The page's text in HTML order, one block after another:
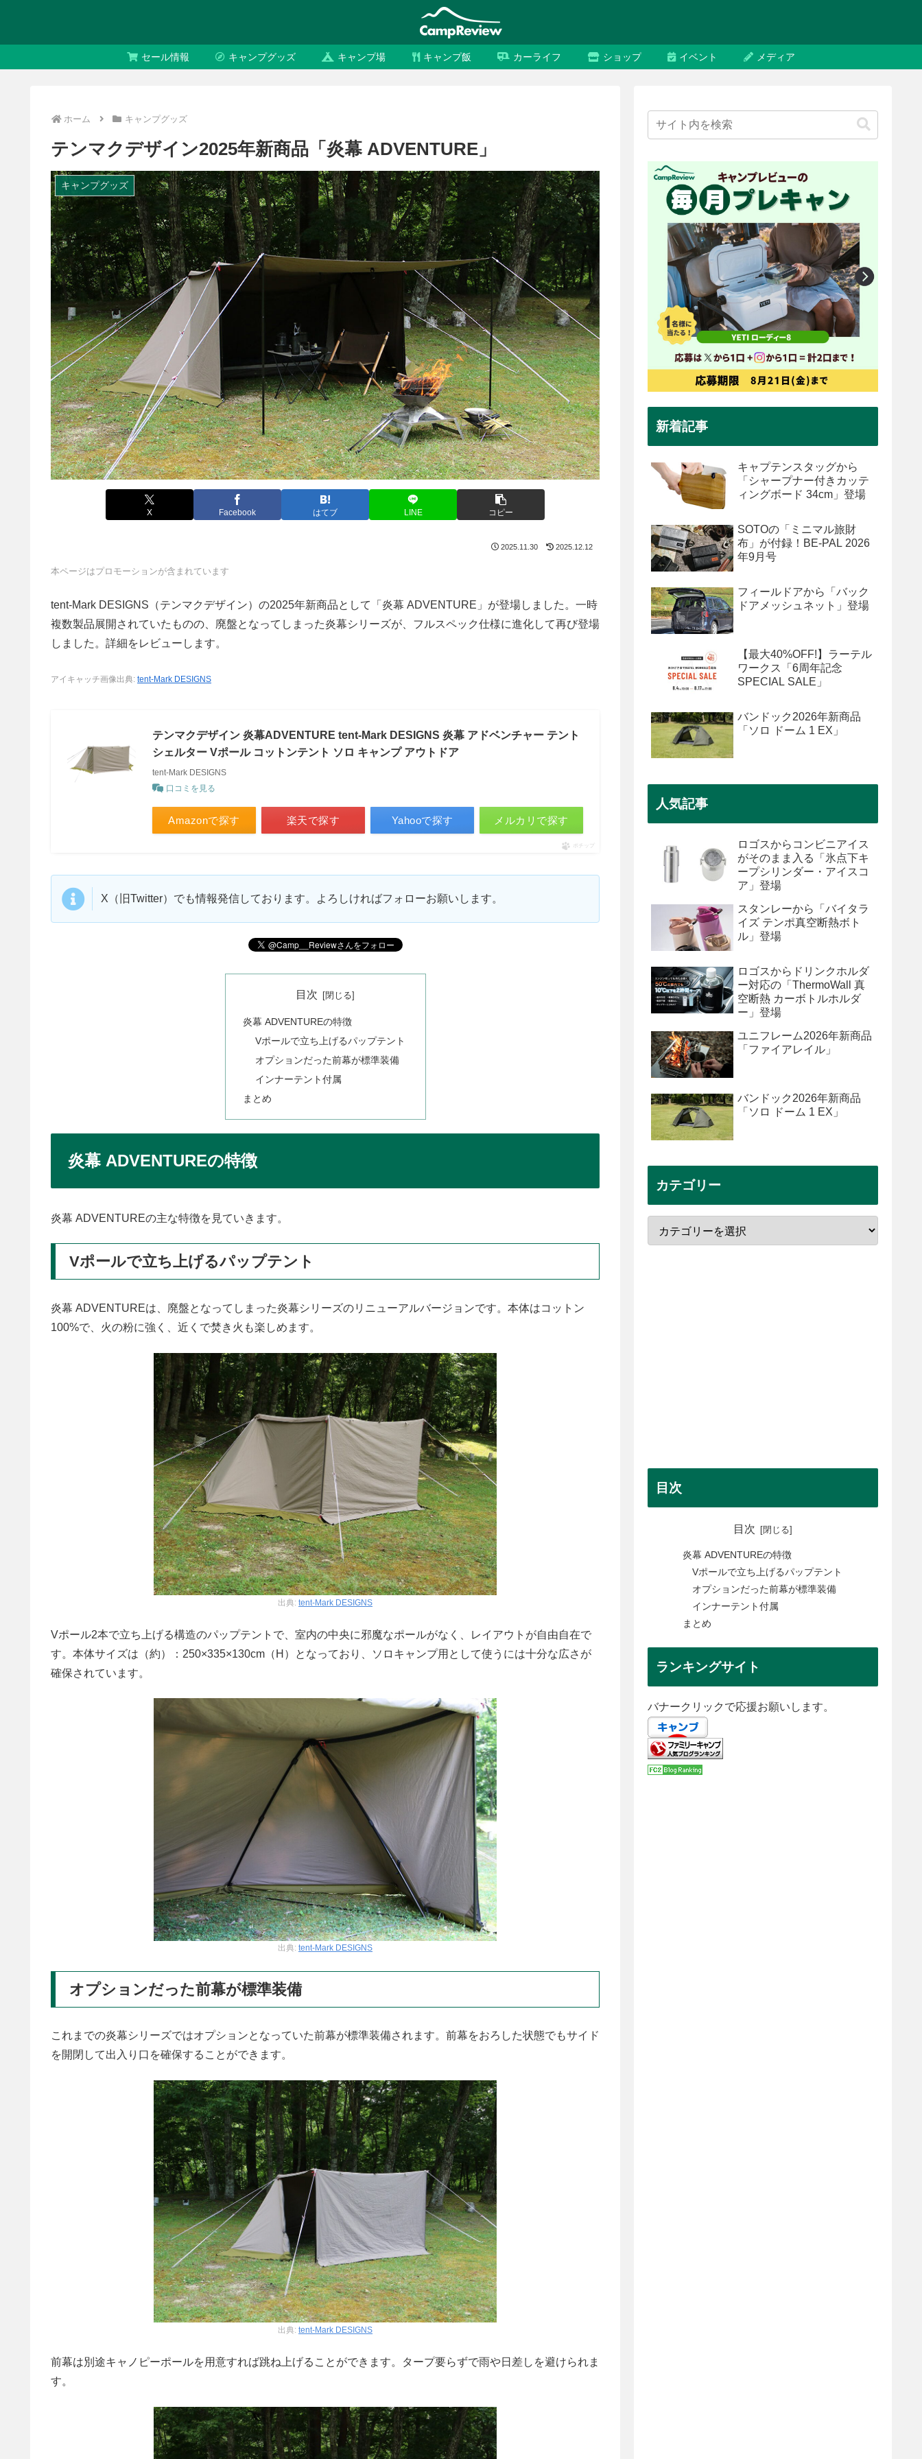
セール情報 キャンプグッズ キャンプ場 キャンプ飯 カーライフ ショップ イベント メディア
ホーム キャンプグッズ
テンマクデザイン2025年新商品「炎幕 ADVENTURE」
キャンプグッズ
X Facebook はてブ LINE コピー
2025.11.30 2025.12.12
本ページはプロモーションが含まれています
tent-Mark DESIGNS（テンマクデザイン）の2025年新商品として「炎幕 ADVENTURE」が登場しました。一時
複数製品展開されていたものの、廃盤となってしまった炎幕シリーズが、フルスペック仕様に進化して再び登場
しました。詳細をレビューします。
アイキャッチ画像出典: tent-Mark DESIGNS
テンマクデザイン 炎幕ADVENTURE tent-Mark DESIGNS 炎幕 アドベンチャー テント
シェルター Vポール コットンテント ソロ キャンプ アウトドア
tent-Mark DESIGNS
口コミを見る
Amazonで探す 楽天で探す Yahooで探す メルカリで探す
ポチップ
X（旧Twitter）でも情報発信しております。よろしければフォローお願いします。
目次
炎幕 ADVENTUREの特徴
Vポールで立ち上げるパップテント
オプションだった前幕が標準装備
インナーテント付属
まとめ
炎幕 ADVENTUREの特徴
炎幕 ADVENTUREの主な特徴を見ていきます。
Vポールで立ち上げるパップテント
炎幕 ADVENTUREは、廃盤となってしまった炎幕シリーズのリニューアルバージョンです。本体はコットン
100%で、火の粉に強く、近くで焚き火も楽しめます。
出典: tent-Mark DESIGNS
Vポール2本で立ち上げる構造のパップテントで、室内の中央に邪魔なポールがなく、レイアウトが自由自在で
す。本体サイズは（約）：250×335×130cm（H）となっており、ソロキャンプ用として使うには十分な広さが
確保されています。
出典: tent-Mark DESIGNS
オプションだった前幕が標準装備
これまでの炎幕シリーズではオプションとなっていた前幕が標準装備されます。前幕をおろした状態でもサイド
を開閉して出入り口を確保することができます。
出典: tent-Mark DESIGNS
前幕は別途キャノピーポールを用意すれば跳ね上げることができます。タープ要らずで雨や日差しを避けられま
す。
新着記事
キャプテンスタッグから
「シャープナー付きカッテ
ィングボード 34cm」登場
SOTOの「ミニマル旅財
布」が付録！BE-PAL 2026
年9月号
フィールドアから「バック
ドアメッシュネット」登場
【最大40%OFF!】ラーテル
ワークス「6周年記念
SPECIAL SALE」
バンドック2026年新商品
「ソロ ドーム 1 EX」
人気記事
ロゴスからコンビニアイス
がそのまま入る「氷点下キ
ープシリンダー・アイスコ
ア」登場
スタンレーから「バイタラ
イズ テンポ真空断熱ボト
ル」登場
ロゴスからドリンクホルダ
ー対応の「ThermoWall 真
空断熱 カーボトルホルダ
ー」登場
ユニフレーム2026年新商品
「ファイアレイル」
バンドック2026年新商品
「ソロ ドーム 1 EX」
カテゴリー
目次
目次
炎幕 ADVENTUREの特徴
Vポールで立ち上げるパップテント
オプションだった前幕が標準装備
インナーテント付属
まとめ
ランキングサイト
バナークリックで応援お願いします。